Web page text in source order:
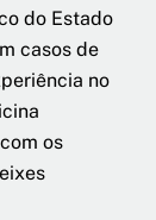
do Estado
casos de
no
os